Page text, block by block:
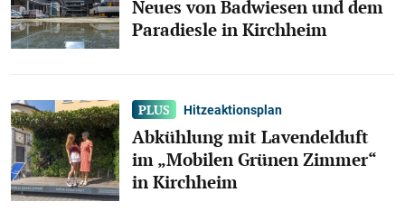
Neues von Badwiesen und dem
Paradiesle in Kirchheim
Hitzeaktionsplan
Abkühlung mit Lavendelduft
im „Mobilen Grünen Zimmer“
in Kirchheim